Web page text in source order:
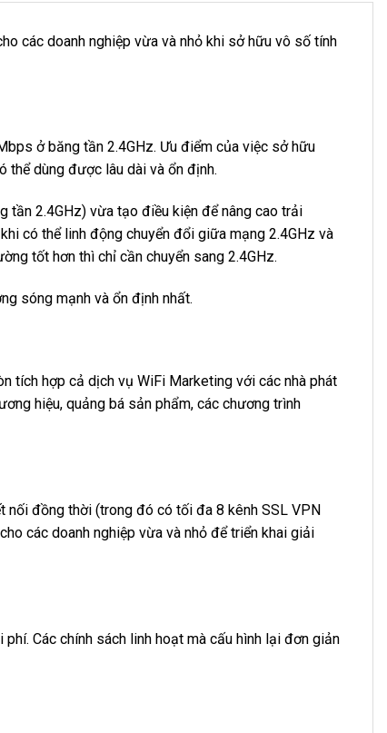
các doanh nghiệp vừa và nhỏ khi sở hữu vô số tính
ở băng tần 2.4GHz. Ưu điểm của việc sở hữu
thể dùng được lâu dài và ổn định.
2.4GHz) vừa tạo điều kiện để nâng cao trải
có thể linh động chuyển đổi giữa mạng 2.4GHz và
tốt hơn thì chỉ cần chuyển sang 2.4GHz.
sóng mạnh và ổn định nhất.
tích hợp cả dịch vụ WiFi Marketing với các nhà phát
hiệu, quảng bá sản phẩm, các chương trình
nối đồng thời (trong đó có tối đa 8 kênh SSL VPN
các doanh nghiệp vừa và nhỏ để triển khai giải
Các chính sách linh hoạt mà cấu hình lại đơn giản